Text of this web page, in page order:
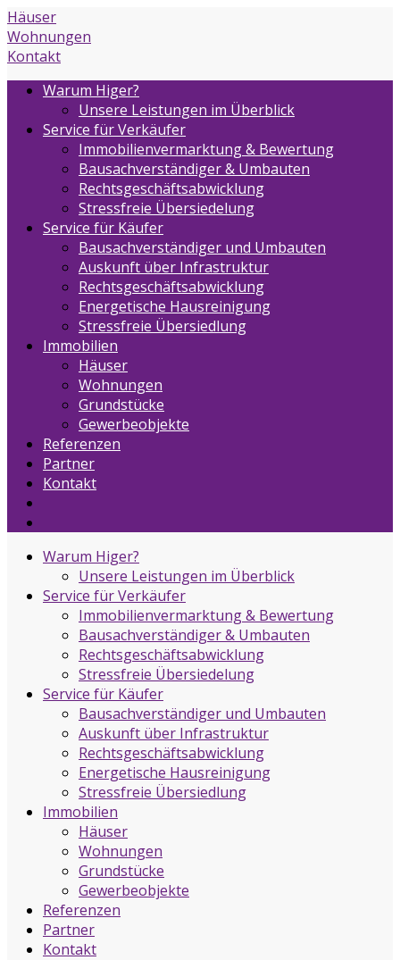
Häuser
Wohnungen
Kontakt
Warum Higer?
Unsere Leistungen im Überblick
Service für Verkäufer
Immobilienvermarktung & Bewertung
Bausachverständiger & Umbauten
Rechtsgeschäftsabwicklung
Stressfreie Übersiedelung
Service für Käufer
Bausachverständiger und Umbauten
Auskunft über Infrastruktur
Rechtsgeschäftsabwicklung
Energetische Hausreinigung
Stressfreie Übersiedlung
Immobilien
Häuser
Wohnungen
Grundstücke
Gewerbeobjekte
Referenzen
Partner
Kontakt
Warum Higer?
Unsere Leistungen im Überblick
Service für Verkäufer
Immobilienvermarktung & Bewertung
Bausachverständiger & Umbauten
Rechtsgeschäftsabwicklung
Stressfreie Übersiedelung
Service für Käufer
Bausachverständiger und Umbauten
Auskunft über Infrastruktur
Rechtsgeschäftsabwicklung
Energetische Hausreinigung
Stressfreie Übersiedlung
Immobilien
Häuser
Wohnungen
Grundstücke
Gewerbeobjekte
Referenzen
Partner
Kontakt